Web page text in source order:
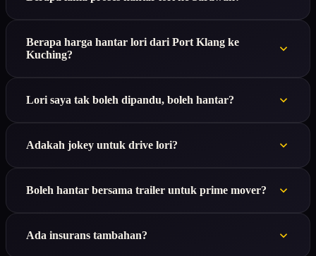
Berapa harga hantar lori dari Port Klang ke
Kuching?
Lori saya tak boleh dipandu, boleh hantar?
Adakah jokey untuk drive lori?
Boleh hantar bersama trailer untuk prime mover?
Ada insurans tambahan?